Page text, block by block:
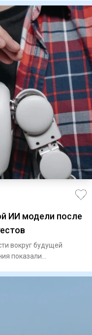
ИИ модели после
вокруг будущей
показали